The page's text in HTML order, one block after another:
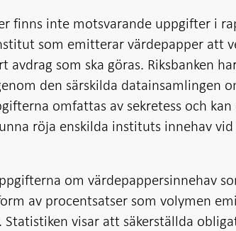
finns inte motsvarande uppgifter i
som emitterar värdepapper att
avdrag som ska göras. Riksbanken
den särskilda datainsamlingen
omfattas av sekretess och
röja enskilda instituts innehav
om värdepappersinnehav
av procentsatser som volymen
visar att säkerställda